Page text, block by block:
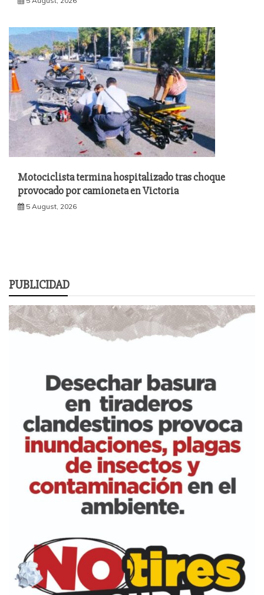
Motociclista termina hospitalizado tras choque
provocado por camioneta en Victoria
5 August, 2026
PUBLICIDAD